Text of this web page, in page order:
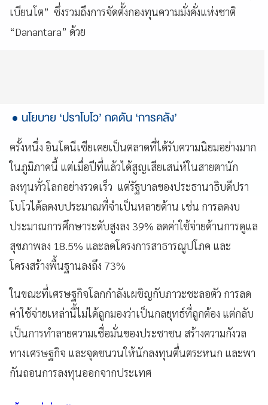
เบียนโต” ซึ่งรวมถึงการจัดตั้งกองทุนความมั่งคั่งแห่งชาติ
“Danantara” ด้วย
นโยบาย ‘ปราโบโว’ กดดัน ‘การคลัง’
ครั้งหนึ่ง อินโดนีเซียเคยเป็นตลาดที่ได้รับความนิยมอย่างมาก
ในภูมิภาคนี้ แต่เมื่อปีที่แล้วได้สูญเสียเสน่ห์ในสายตานัก
ลงทุนทั่วโลกอย่างรวดเร็ว แต่รัฐบาลของประธานาธิบดีปรา
โบโวได้ลดงบประมาณที่จำเป็นหลายด้าน เช่น การลดงบ
ประมาณการศึกษาระดับสูงลง 39% ลดค่าใช้จ่ายด้านการดูแล
สุขภาพลง 18.5% และลดโครงการสาธารณูปโภค และ
โครงสร้างพื้นฐานลงถึง 73%
ในขณะที่เศรษฐกิจโลกกำลังเผชิญกับภาวะชะลอตัว การลด
ค่าใช้จ่ายเหล่านี้ไม่ได้ถูกมองว่าเป็นกลยุทธ์ที่ถูกต้อง แต่กลับ
เป็นการทำลายความเชื่อมั่นของประชาชน สร้างความกังวล
ทางเศรษฐกิจ และจุดชนวนให้นักลงทุนตื่นตระหนก และพา
กันถอนการลงทุนออกจากประเทศ